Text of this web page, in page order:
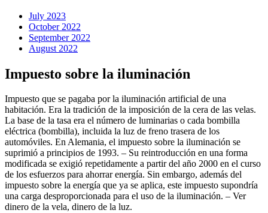
July 2023
October 2022
September 2022
August 2022
Impuesto sobre la iluminación
Impuesto que se pagaba por la iluminación artificial de una
habitación. Era la tradición de la imposición de la cera de las velas.
La base de la tasa era el número de luminarias o cada bombilla
eléctrica (bombilla), incluida la luz de freno trasera de los
automóviles. En Alemania, el impuesto sobre la iluminación se
suprimió a principios de 1993. – Su reintroducción en una forma
modificada se exigió repetidamente a partir del año 2000 en el curso
de los esfuerzos para ahorrar energía. Sin embargo, además del
impuesto sobre la energía que ya se aplica, este impuesto supondría
una carga desproporcionada para el uso de la iluminación. – Ver
dinero de la vela, dinero de la luz.